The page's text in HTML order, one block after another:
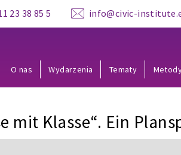
23 38 85 5 info@civic-
O nas Wydarzenia Tematy
mit Klasse“. Ein